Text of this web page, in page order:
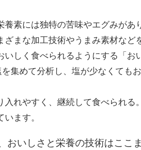
素には独特の苦味やエグみがあ
まな加工技術やうまみ素材など
しく食べられるようにする「お
集めて分析し、塩が少なくても
れやすく、継続して食べられる
ます。
おいしさと栄養の技術はここ